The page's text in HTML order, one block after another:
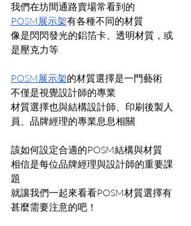
我們在坊間通路賣場常看到的
POSM展示架有各種不同的材質
像是閃閃發光的鋁箔卡、透明材質，或
是壓克力等
POSM展示架的材質選擇是一門藝術
不僅是視覺設計師的專業
材質選擇也與結構設計師、印刷後製人
員、品牌經理的專業息息相關
該如何設定合適的POSM結構與材質
相信是每位品牌經理與設計師的重要課
題
就讓我們一起來看看POSM材質選擇有
甚麼需要注意的吧！